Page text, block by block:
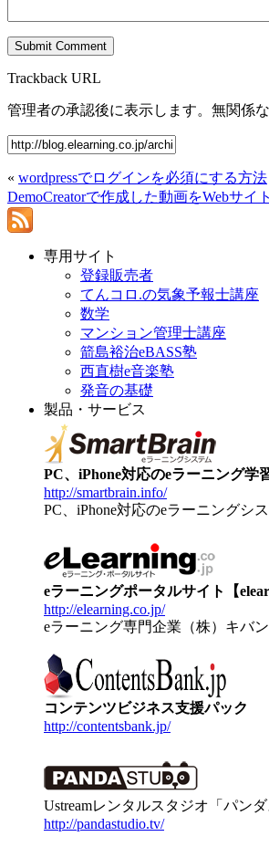
Trackback URL
管理者の承認後に表示します。無関係
« wordpressでログインを必須にする方法
DemoCreatorで作成した動画をWebサイ
専用サイト
登録販売者
てんコロ.の気象予報士講座
数学
マンション管理士講座
箭島裕治eBASS塾
西直樹e音楽塾
発音の基礎
製品・サービス
PC、iPhone対応のeラーニング学
http://smartbrain.info/
PC、iPhone対応のeラーニングシ
eラーニングポータルサイト【
http://elearning.co.jp/
eラーニング専門企業（株）キバ
コンテンツビジネス支援パック
http://contentsbank.jp/
Ustreamレンタルスタジオ「パンダ
http://pandastudio.tv/